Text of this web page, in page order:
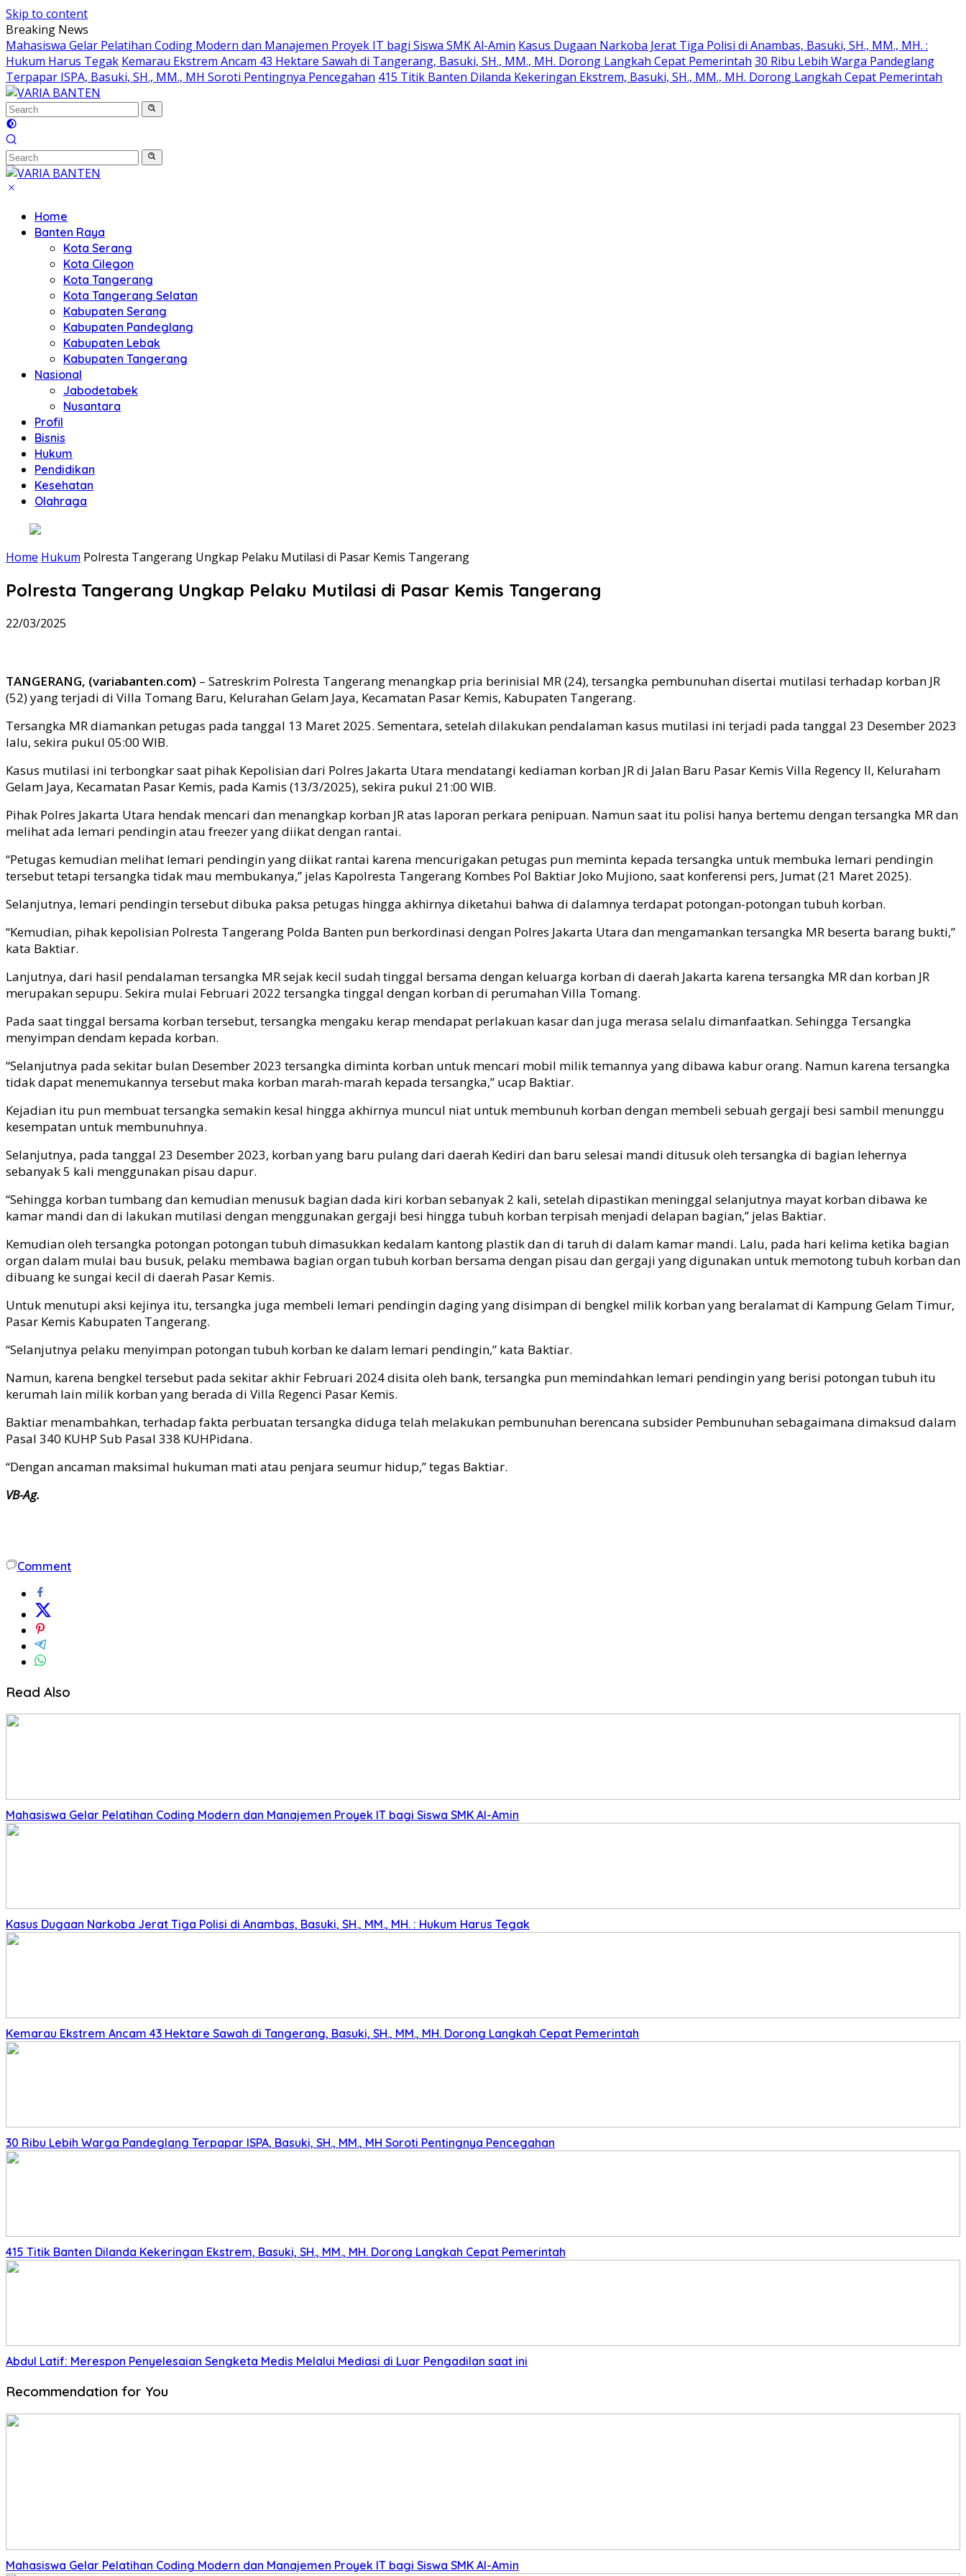
Skip to content
Breaking News
Mahasiswa Gelar Pelatihan Coding Modern dan Manajemen Proyek IT bagi Siswa SMK Al-Amin Kasus Dugaan Narkoba Jerat Tiga Polisi di Anambas, Basuki, SH., MM., MH. :
Hukum Harus Tegak Kemarau Ekstrem Ancam 43 Hektare Sawah di Tangerang, Basuki, SH., MM., MH. Dorong Langkah Cepat Pemerintah 30 Ribu Lebih Warga Pandeglang
Terpapar ISPA, Basuki, SH., MM., MH Soroti Pentingnya Pencegahan 415 Titik Banten Dilanda Kekeringan Ekstrem, Basuki, SH., MM., MH. Dorong Langkah Cepat Pemerintah
Home
Banten Raya
Kota Serang
Kota Cilegon
Kota Tangerang
Kota Tangerang Selatan
Kabupaten Serang
Kabupaten Pandeglang
Kabupaten Lebak
Kabupaten Tangerang
Nasional
Jabodetabek
Nusantara
Profil
Bisnis
Hukum
Pendidikan
Kesehatan
Olahraga
Home Hukum Polresta Tangerang Ungkap Pelaku Mutilasi di Pasar Kemis Tangerang
Polresta Tangerang Ungkap Pelaku Mutilasi di Pasar Kemis Tangerang
22/03/2025
TANGERANG, (variabanten.com) – Satreskrim Polresta Tangerang menangkap pria berinisial MR (24), tersangka pembunuhan disertai mutilasi terhadap korban JR
(52) yang terjadi di Villa Tomang Baru, Kelurahan Gelam Jaya, Kecamatan Pasar Kemis, Kabupaten Tangerang.
Tersangka MR diamankan petugas pada tanggal 13 Maret 2025. Sementara, setelah dilakukan pendalaman kasus mutilasi ini terjadi pada tanggal 23 Desember 2023
lalu, sekira pukul 05:00 WIB.
Kasus mutilasi ini terbongkar saat pihak Kepolisian dari Polres Jakarta Utara mendatangi kediaman korban JR di Jalan Baru Pasar Kemis Villa Regency II, Keluraham
Gelam Jaya, Kecamatan Pasar Kemis, pada Kamis (13/3/2025), sekira pukul 21:00 WIB.
Pihak Polres Jakarta Utara hendak mencari dan menangkap korban JR atas laporan perkara penipuan. Namun saat itu polisi hanya bertemu dengan tersangka MR dan
melihat ada lemari pendingin atau freezer yang diikat dengan rantai.
“Petugas kemudian melihat lemari pendingin yang diikat rantai karena mencurigakan petugas pun meminta kepada tersangka untuk membuka lemari pendingin
tersebut tetapi tersangka tidak mau membukanya,” jelas Kapolresta Tangerang Kombes Pol Baktiar Joko Mujiono, saat konferensi pers, Jumat (21 Maret 2025).
Selanjutnya, lemari pendingin tersebut dibuka paksa petugas hingga akhirnya diketahui bahwa di dalamnya terdapat potongan-potongan tubuh korban.
“Kemudian, pihak kepolisian Polresta Tangerang Polda Banten pun berkordinasi dengan Polres Jakarta Utara dan mengamankan tersangka MR beserta barang bukti,”
kata Baktiar.
Lanjutnya, dari hasil pendalaman tersangka MR sejak kecil sudah tinggal bersama dengan keluarga korban di daerah Jakarta karena tersangka MR dan korban JR
merupakan sepupu. Sekira mulai Februari 2022 tersangka tinggal dengan korban di perumahan Villa Tomang.
Pada saat tinggal bersama korban tersebut, tersangka mengaku kerap mendapat perlakuan kasar dan juga merasa selalu dimanfaatkan. Sehingga Tersangka
menyimpan dendam kepada korban.
“Selanjutnya pada sekitar bulan Desember 2023 tersangka diminta korban untuk mencari mobil milik temannya yang dibawa kabur orang. Namun karena tersangka
tidak dapat menemukannya tersebut maka korban marah-marah kepada tersangka,” ucap Baktiar.
Kejadian itu pun membuat tersangka semakin kesal hingga akhirnya muncul niat untuk membunuh korban dengan membeli sebuah gergaji besi sambil menunggu
kesempatan untuk membunuhnya.
Selanjutnya, pada tanggal 23 Desember 2023, korban yang baru pulang dari daerah Kediri dan baru selesai mandi ditusuk oleh tersangka di bagian lehernya
sebanyak 5 kali menggunakan pisau dapur.
“Sehingga korban tumbang dan kemudian menusuk bagian dada kiri korban sebanyak 2 kali, setelah dipastikan meninggal selanjutnya mayat korban dibawa ke
kamar mandi dan di lakukan mutilasi dengan menggunakan gergaji besi hingga tubuh korban terpisah menjadi delapan bagian,” jelas Baktiar.
Kemudian oleh tersangka potongan potongan tubuh dimasukkan kedalam kantong plastik dan di taruh di dalam kamar mandi. Lalu, pada hari kelima ketika bagian
organ dalam mulai bau busuk, pelaku membawa bagian organ tubuh korban bersama dengan pisau dan gergaji yang digunakan untuk memotong tubuh korban dan
dibuang ke sungai kecil di daerah Pasar Kemis.
Untuk menutupi aksi kejinya itu, tersangka juga membeli lemari pendingin daging yang disimpan di bengkel milik korban yang beralamat di Kampung Gelam Timur,
Pasar Kemis Kabupaten Tangerang.
“Selanjutnya pelaku menyimpan potongan tubuh korban ke dalam lemari pendingin,” kata Baktiar.
Namun, karena bengkel tersebut pada sekitar akhir Februari 2024 disita oleh bank, tersangka pun memindahkan lemari pendingin yang berisi potongan tubuh itu
kerumah lain milik korban yang berada di Villa Regenci Pasar Kemis.
Baktiar menambahkan, terhadap fakta perbuatan tersangka diduga telah melakukan pembunuhan berencana subsider Pembunuhan sebagaimana dimaksud dalam
Pasal 340 KUHP Sub Pasal 338 KUHPidana.
“Dengan ancaman maksimal hukuman mati atau penjara seumur hidup,” tegas Baktiar.
VB-Ag.
Comment
Read Also
Mahasiswa Gelar Pelatihan Coding Modern dan Manajemen Proyek IT bagi Siswa SMK Al-Amin
Kasus Dugaan Narkoba Jerat Tiga Polisi di Anambas, Basuki, SH., MM., MH. : Hukum Harus Tegak
Kemarau Ekstrem Ancam 43 Hektare Sawah di Tangerang, Basuki, SH., MM., MH. Dorong Langkah Cepat Pemerintah
30 Ribu Lebih Warga Pandeglang Terpapar ISPA, Basuki, SH., MM., MH Soroti Pentingnya Pencegahan
415 Titik Banten Dilanda Kekeringan Ekstrem, Basuki, SH., MM., MH. Dorong Langkah Cepat Pemerintah
Abdul Latif: Merespon Penyelesaian Sengketa Medis Melalui Mediasi di Luar Pengadilan saat ini
Recommendation for You
Mahasiswa Gelar Pelatihan Coding Modern dan Manajemen Proyek IT bagi Siswa SMK Al-Amin